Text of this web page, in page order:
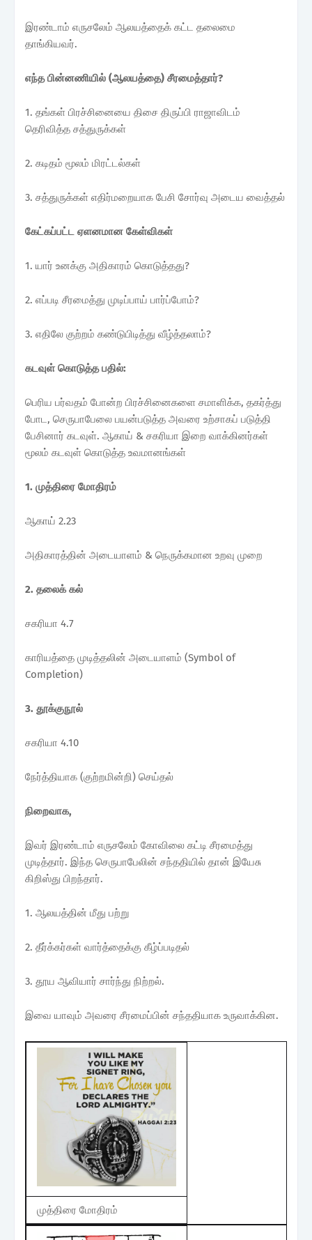
இரண்டாம் எருசலேம் ஆலயத்தைக் கட்ட தலைமை
தாங்கியவர்.
எந்த பின்னணியில் (ஆலயத்தை) சீரமைத்தார்?
1. தங்கள் பிரச்சினையை திசை திருப்பி ராஜாவிடம்
தெரிவித்த சத்துருக்கள்
2. கடிதம் மூலம் மிரட்டல்கள்
3. சத்துருக்கள் எதிர்மறையாக பேசி சோர்வு அடைய வைத்தல்
கேட்கப்பட்ட ஏளனமான கேள்விகள்
1. யார் உனக்கு அதிகாரம் கொடுத்தது?
2. எப்படி சீரமைத்து முடிப்பாய் பார்ப்போம்?
3. எதிலே குற்றம் கண்டுபிடித்து வீழ்த்தலாம்?
கடவுள் கொடுத்த பதில்:
பெரிய பர்வதம் போன்ற பிரச்சினைகளை சமாளிக்க, தகர்த்து
போட, செருபாபேலை பயன்படுத்த அவரை உற்சாகப் படுத்தி
பேசினார் கடவுள். ஆகாய் & சகரியா இறை வாக்கினர்கள்
மூலம் கடவுள் கொடுத்த உவமானங்கள்
1. முத்திரை மோதிரம்
ஆகாய் 2.23
அதிகாரத்தின் அடையாளம் & நெருக்கமான உறவு முறை
2. தலைக் கல்
சகரியா 4.7
காரியத்தை முடித்தலின் அடையாளம் (Symbol of
Completion)
3. தூக்குநூல்
சகரியா 4.10
நேர்த்தியாக (குற்றமின்றி) செய்தல்
நிறைவாக,
இவர் இரண்டாம் எருசலேம் கோவிலை கட்டி சீரமைத்து
முடித்தார். இந்த செருபாபேலின் சந்ததியில் தான் இயேசு
கிறிஸ்து பிறந்தார்.
1. ஆலயத்தின் மீது பற்று
2. தீர்க்கர்கள் வார்த்தைக்கு கீழ்ப்படிதல்
3. தூய ஆவியார் சார்ந்து நிற்றல்.
இவை யாவும் அவரை சீரமைப்பின் சந்ததியாக உருவாக்கின.
முத்திரை மோதிரம்